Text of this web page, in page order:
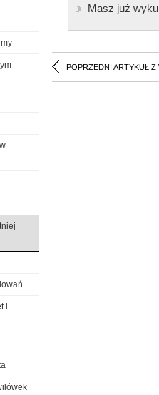
Masz już
POPRZEDNI ARTYKUŁ Z
i